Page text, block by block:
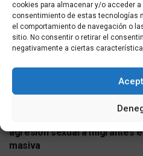
cookies para almacenar y/o acceder
consentimiento de estas tecnologías
el comportamiento de navegación o
sitio. No consentir o retirar el
negativamente a ciertas
ACTUALIDAD
agresión sexual a migrantes
masiva